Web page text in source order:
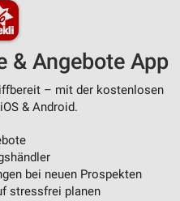
& Angebote App
– mit der kostenlosen
& Android.
bei neuen Prospekten
stressfrei planen